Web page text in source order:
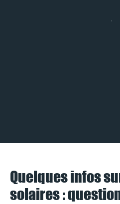
Quelques infos
solaires :